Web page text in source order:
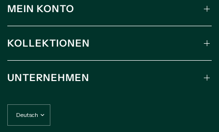
MEIN KONTO
KOLLEKTIONEN
UNTERNEHMEN